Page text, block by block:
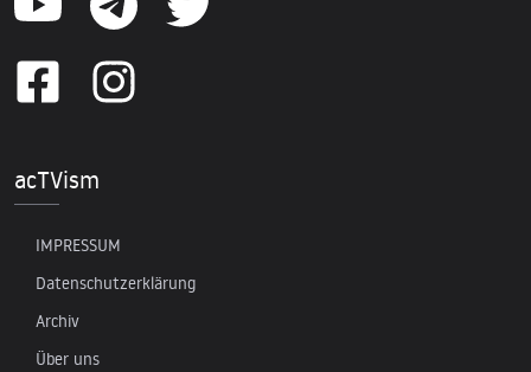
acTVism
IMPRESSUM
Datenschutzerklärung
Archiv
Über uns